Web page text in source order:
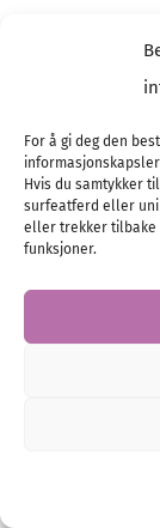
For å gi deg den
Hvis du samtykker
surfeatferd eller
eller trekker tilbake
funksjoner.